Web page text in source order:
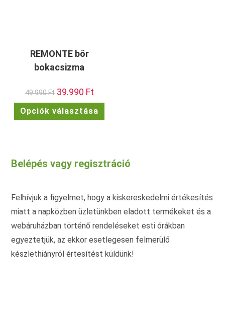
REMONTE bőr
bokacsizma
49.990Ft Original
price
was:
49.990 Ft.
39.990 FtCurrent
price
is:
39.990 Ft.
Opciók választása
terméknek
a
termékoldalon
Belépés vagy regisztráció
Felhívjuk a figyelmet, hogy a kiskereskedelmi értékesítés
miatt a napközben üzletünkben eladott termékeket és a
webáruházban történő rendeléseket esti órákban
egyeztetjük, az ekkor esetlegesen felmerülő
készlethiányról értesítést küldünk!